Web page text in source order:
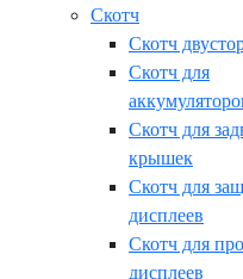
Скотч
Скотч
Скотч для
Скотч для
крышек
Скотч для
дисплеев
Скотч для
дисплеев